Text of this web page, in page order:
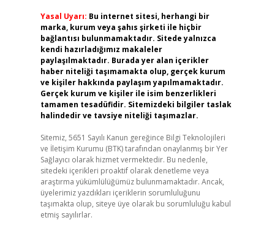
Yasal Uyarı: Bu internet sitesi, herhangi bir
marka, kurum veya şahıs şirketi ile hiçbir
bağlantısı bulunmamaktadır. Sitede yalnızca
kendi hazırladığımız makaleler
paylaşılmaktadır. Burada yer alan içerikler
haber niteliği taşımamakta olup, gerçek kurum
ve kişiler hakkında paylaşım yapılmamaktadır.
Gerçek kurum ve kişiler ile isim benzerlikleri
tamamen tesadüfidir. Sitemizdeki bilgiler taslak
halindedir ve tavsiye niteliği taşımazlar.
Sitemiz, 5651 Sayılı Kanun gereğince Bilgi Teknolojileri
ve İletişim Kurumu (BTK) tarafından onaylanmış bir Yer
Sağlayıcı olarak hizmet vermektedir. Bu nedenle,
sitedeki içerikleri proaktif olarak denetleme veya
araştırma yükümlülüğümüz bulunmamaktadır. Ancak,
üyelerimiz yazdıkları içeriklerin sorumluluğunu
taşımakta olup, siteye üye olarak bu sorumluluğu kabul
etmiş sayılırlar.